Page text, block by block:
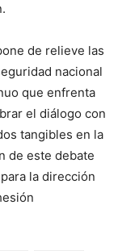
de relieve las
nacional
que enfrenta
el diálogo con
tangibles en la
de este debate
la dirección